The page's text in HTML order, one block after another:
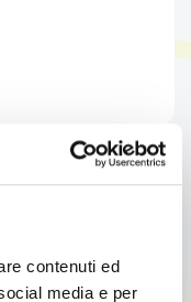
contenuti ed
media e per